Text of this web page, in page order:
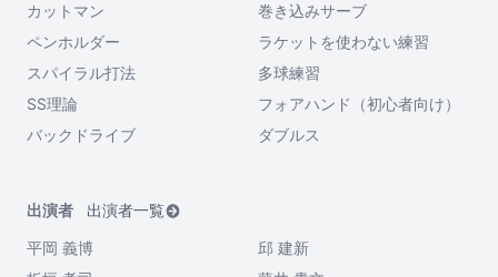
カットマン
巻き込みサーブ
ペンホルダー
ラケットを使わない練習
スパイラル打法
多球練習
SS理論
フォアハンド（初心者向け）
バックドライブ
ダブルス
出演者
出演者一覧
平岡 義博
邱 建新